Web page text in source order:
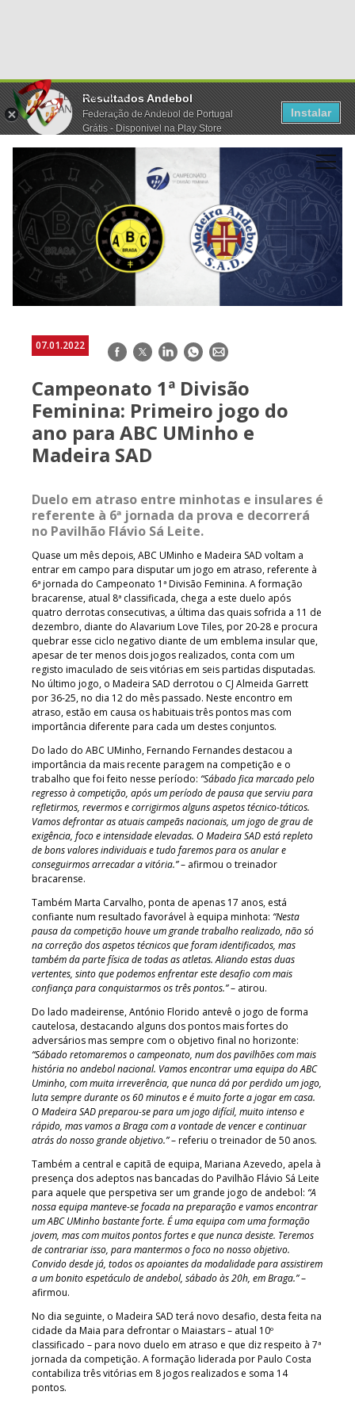
Resultados Andebol
Federação de Andebol de Portugal
Grátis - Disponivel na Play Store
Instalar
07.01.2022 Facebook
TwitterLinkedInWhatsApp
E-
Campeonato 1ª Divisão
Feminina: Primeiro jogo do
ano para ABC UMinho e
Madeira SAD
Duelo em atraso entre minhotas e insulares é
referente à 6ª jornada da prova e decorrerá
no Pavilhão Flávio Sá Leite.
Quase um mês depois, ABC UMinho e Madeira SAD voltam a
entrar em campo para disputar um jogo em atraso, referente à
6ª jornada do Campeonato 1ª Divisão Feminina. A formação
bracarense, atual 8ª classificada, chega a este duelo após
quatro derrotas consecutivas, a última das quais sofrida a 11 de
dezembro, diante do Alavarium Love Tiles, por 20-28 e procura
quebrar esse ciclo negativo diante de um emblema insular que,
apesar de ter menos dois jogos realizados, conta com um
registo imaculado de seis vitórias em seis partidas disputadas.
No último jogo, o Madeira SAD derrotou o CJ Almeida Garrett
por 36-25, no dia 12 do mês passado. Neste encontro em
atraso, estão em causa os habituais três pontos mas com
importância diferente para cada um destes conjuntos.
Do lado do ABC UMinho, Fernando Fernandes destacou a
importância da mais recente paragem na competição e o
trabalho que foi feito nesse período: “Sábado fica marcado pelo
regresso à competição, após um período de pausa que serviu para
refletirmos, revermos e corrigirmos alguns aspetos técnico-táticos.
Vamos defrontar as atuais campeãs nacionais, um jogo de grau de
exigência, foco e intensidade elevadas. O Madeira SAD está repleto
de bons valores individuais e tudo faremos para os anular e
conseguirmos arrecadar a vitória.”– afirmou o treinador
bracarense.
Também Marta Carvalho, ponta de apenas 17 anos, está
confiante num resultado favorável à equipa minhota: “Nesta
pausa da competição houve um grande trabalho realizado, não só
na correção dos aspetos técnicos que foram identificados, mas
também da parte física de todas as atletas. Aliando estas duas
vertentes, sinto que podemos enfrentar este desafio com mais
confiança para conquistarmos os três pontos.”– atirou.
Do lado madeirense, António Florido antevê o jogo de forma
cautelosa, destacando alguns dos pontos mais fortes do
adversários mas sempre com o objetivo final no horizonte:
“Sábado retomaremos o campeonato, num dos pavilhões com mais
história no andebol nacional. Vamos encontrar uma equipa do ABC
Uminho, com muita irreverência, que nunca dá por perdido um jogo,
luta sempre durante os 60 minutos e é muito forte a jogar em casa.
O Madeira SAD preparou-se para um jogo difícil, muito intenso e
rápido, mas vamos a Braga com a vontade de vencer e continuar
atrás do nosso grande objetivo.”– referiu o treinador de 50 anos.
Também a central e capitã de equipa, Mariana Azevedo, apela à
presença dos adeptos nas bancadas do Pavilhão Flávio Sá Leite
para aquele que perspetiva ser um grande jogo de andebol: “A
nossa equipa manteve-se focada na preparação e vamos encontrar
um ABC UMinho bastante forte. É uma equipa com uma formação
jovem, mas com muitos pontos fortes e que nunca desiste. Teremos
de contrariar isso, para mantermos o foco no nosso objetivo.
Convido desde já, todos os apoiantes da modalidade para assistirem
a um bonito espetáculo de andebol, sábado às 20h, em Braga.”–
afirmou.
No dia seguinte, o Madeira SAD terá novo desafio, desta feita na
cidade da Maia para defrontar o Maiastars – atual 10º
classificado – para novo duelo em atraso e que diz respeito à 7ª
jornada da competição. A formação liderada por Paulo Costa
contabiliza três vitórias em 8 jogos realizados e soma 14
pontos.